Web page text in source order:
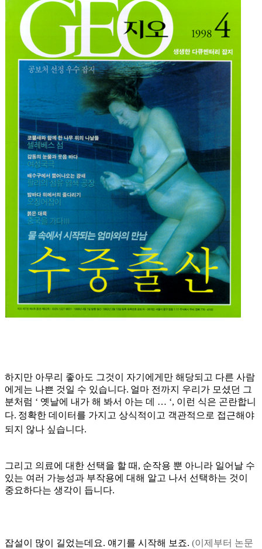
하지만 아무리 좋아도 그것이 자기에게만 해당되고 다른 사람
에게는 나쁜 것일 수 있습니다. 얼마 전까지 우리가 모셨던 그
분처럼 ‘ 옛날에 내가 해 봐서 아는 데 … ‘, 이런 식은 곤란합니
다. 정확한 데이터를 가지고 상식적이고 객관적으로 접근해야
되지 않나 싶습니다.
그리고 의료에 대한 선택을 할 때, 순작용 뿐 아니라 일어날 수
있는 여러 가능성과 부작용에 대해 알고 나서 선택하는 것이
중요하다는 생각이 듭니다.
잡설이 많이 길었는데요. 얘기를 시작해 보죠. (이제부터 논문